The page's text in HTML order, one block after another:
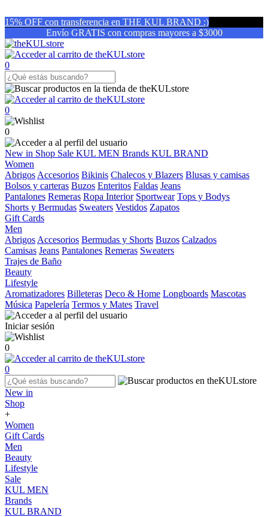
15% OFF con transferencia en THE KUL BRAND :)
Envío GRATIS con compras mayores a $3000
0
0
0
New in Shop Sale KUL MEN Brands KUL BRAND
Women
Abrigos Accesorios Bikinis Chalecos y Blazers Blusas y camisas
Bolsos y carteras Buzos Enteritos Faldas Jeans
Pantalones Remeras Ropa Interior Sportwear Tops y Bodys
Shorts y Bermudas Sweaters Vestidos Zapatos
Gift Cards
Men
Abrigos Accesorios Bermudas y Shorts Buzos Calzados
Camisas Jeans Pantalones Remeras Sweaters
Trajes de Baño
Beauty
Lifestyle
Aromatizadores Billeteras Deco & Home Longboards Mascotas
Música Papelería Termos y Mates Travel
Iniciar sesión
0
0
New in
Shop
+
Women
Gift Cards
Men
Beauty
Lifestyle
Sale
KUL MEN
Brands
KUL BRAND